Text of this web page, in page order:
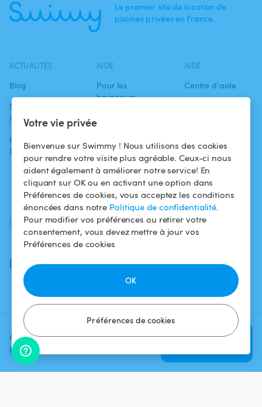
Votre vie privée
Bienvenue sur Swimmy ! Nous utilisons des cookies
pour rendre votre visite plus agréable. Ceux-ci nous
aident également à améliorer notre service! En
cliquant sur OK ou en activant une option dans
Préférences de cookies, vous acceptez les conditions
énoncées dans notre Politique de confidentialité.
Pour modifier vos préférences ou retirer votre
consentement, vous devez mettre à jour vos
Préférences de cookies
Préférences de cookies
OK
Ajoutez une date et un créneau
pour voir le prix
Vérifier la
Le premier site de location de
piscines privées en France.
ACTUALITÉS
Blog
Swimmy dans les
médias
L'aventure
Swimmy
AIDE
Pour les
baigneurs
Louer ma piscine
Comment ça
marche ?
AIDE
Centre d'aide
confidentialité
Mentions légales
SUIVEZ-NOUS
Facebook
Instagram
TÉLÉCHARGEZ L'APP